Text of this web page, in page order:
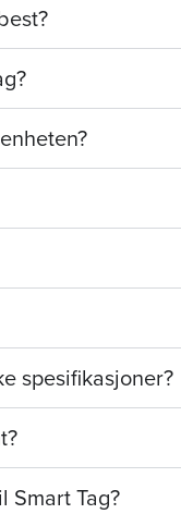
spesifikasjoner?
Smart Tag?